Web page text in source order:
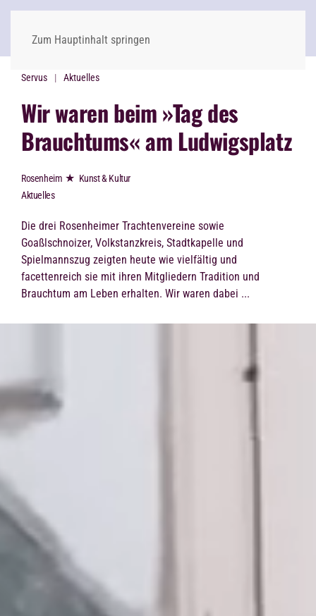
Zum Hauptinhalt springen
Servus Aktuelles
Wir waren beim »Tag des
Brauchtums« am Ludwigsplatz
Rosenheim ★ Kunst & Kultur
Aktuelles
Die drei Rosenheimer Trachtenvereine sowie
Goaßlschnoizer, Volkstanzkreis, Stadtkapelle und
Spielmannszug zeigten heute wie vielfältig und
facettenreich sie mit ihren Mitgliedern Tradition und
Brauchtum am Leben erhalten. Wir waren dabei ...